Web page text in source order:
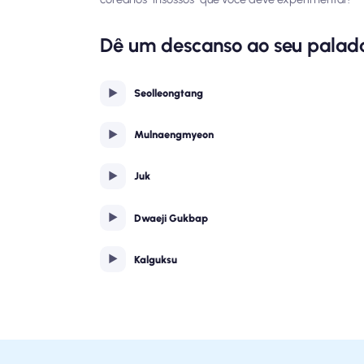
Dê um descanso ao seu
Seolleongtang
Mulnaengmyeon
Juk
Dwaeji Gukbap
Kalguksu